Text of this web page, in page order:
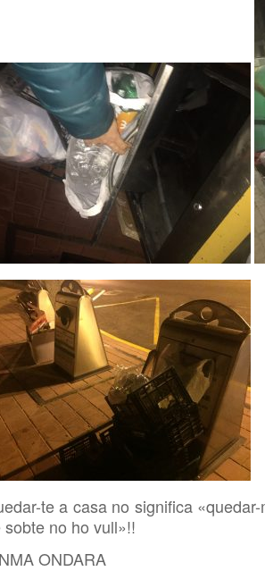
te a casa no significa
sobte no ho vull»!!
ONDARA